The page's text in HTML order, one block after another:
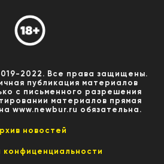
2022. Все права защищены.
публикация материалов
с письменного разрешения
материалов прямая
www.newbur.ru обязательна.
новостей
конфиценциальности